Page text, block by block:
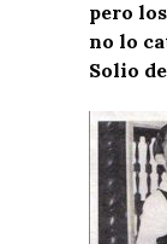
pero
no lo
Solio